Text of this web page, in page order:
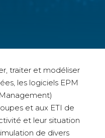
traiter et modéliser
les logiciels EPM
et aux ETI de
et leur situation
de divers